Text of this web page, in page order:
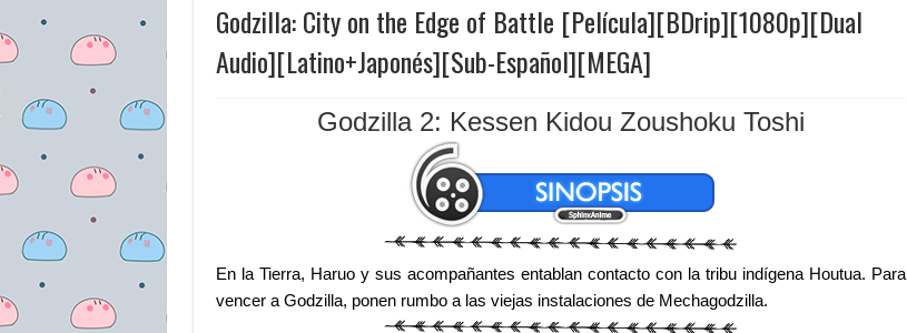
Godzilla: City on the Edge of Battle [Película][BDrip][1080p][Dual
Audio][Latino+Japonés][Sub-Español][MEGA]
Godzilla 2: Kessen Kidou Zoushoku Toshi
En la Tierra, Haruo y sus acompañantes entablan contacto con la tribu indígena Houtua. Para
vencer a Godzilla, ponen rumbo a las viejas instalaciones de Mechagodzilla.